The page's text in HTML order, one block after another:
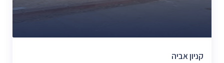
קניון אביה